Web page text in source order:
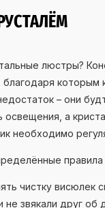
люстры?
которым
– они
освещения, а
необходимо
правила
чистку висюлек
звякали друг об